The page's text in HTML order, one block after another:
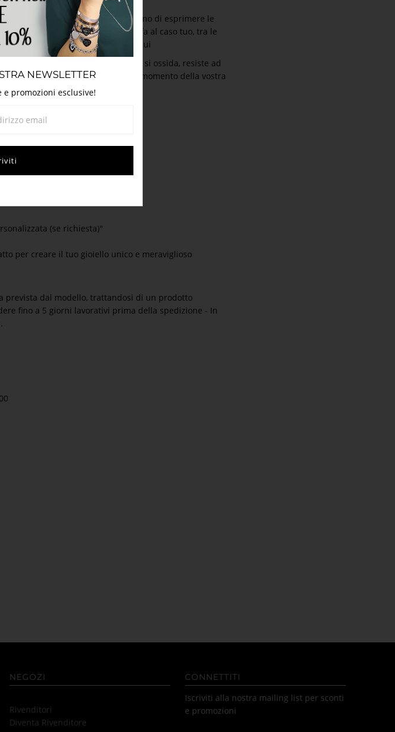
in tante varianti, ti permettono di esprimere le
di te. Se non trovassi la frase che fa al caso tuo, tra le
il tuo bracciale personalizzato
qui
colore inalterato nel tempo. Non si ossida, resiste ad
gioiello sempre, in qualsiasi momento della vostra
nera
(se richiesta)"
per creare il tuo gioiello unico e meraviglioso
prevista dal modello, trattandosi di un prodotto
fino a 5 giorni lavorativi prima della spedizione - In
NEGOZI
Rivenditori
Diventa Rivenditore
CONNETTITI
Iscriviti alla nostra mailing list per sconti
e promozioni
NEWSLETTER
promozioni esclusive!